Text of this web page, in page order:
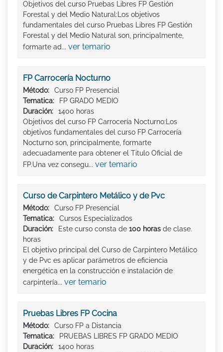
Objetivos del curso Pruebas Libres FP Gestión
Forestal y del Medio Natural:Los objetivos
fundamentales del curso Pruebas Libres FP Gestión
Forestal y del Medio Natural son, principalmente,
formarte ad... ver temario
FP Carrocería Nocturno
Método:
Curso FP Presencial
Tematica:
FP GRADO MEDIO
Duración:
1400 horas
Objetivos del curso FP Carrocería Nocturno:Los
objetivos fundamentales del curso FP Carrocería
Nocturno son, principalmente, formarte
adecuadamente para obtener el Titulo Oficial de
FP.Una vez consegu... ver temario
Curso de Carpintero Metálico y de Pvc
Método:
Curso FP Presencial
Tematica:
Cursos Especializados
Duración:
Este curso consta de 100 horas de clase.
horas
El objetivo principal del Curso de Carpintero Metálico
y de Pvc es aplicar parámetros de eficiencia
energética en la construcción e instalación de
carpintería... ver temario
Pruebas Libres FP Cocina
Método:
Curso FP a Distancia
Tematica:
PRUEBAS LIBRES FP GRADO MEDIO
Duración:
1400 horas